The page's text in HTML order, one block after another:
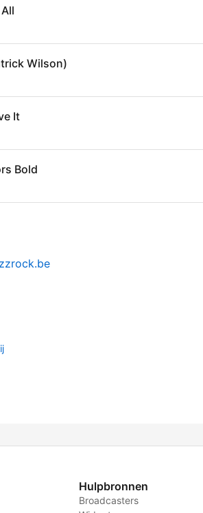
Wilson)
It
Bold
Hulpbronnen
Broadcasters